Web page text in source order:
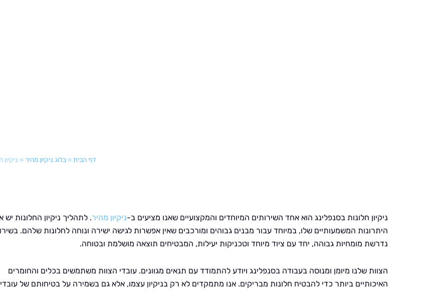
דף הבית »בלוג ניקיון מהיר»
ניקיון חלונות בסנפלינג הוא אחד השירותים המיוחדים והמקצועיים שאנו מציעים ב-ניקיון מהיר. לתהליך ניקיון החלונות יש
היתרונות המשמעותיים שלו, במיוחד עבור מבנים גבוהים ומורכבים שאין אפשרות לגישה ישירה ונוחה לחלונות שלהם.
נדרשת מומחיות גבוהה, יחד עם ציוד מיוחד וטכניקות יעילות, המבטיחים תוצאה מושלמת ובטוחה.
הצוות שלנו מיומן ומנוסה בעבודה בסנפלינג ויודע להתמודד עם תנאים מגוונים. עובדי הצוות משתמשים בכלים והחומרים
האיכותיים ביותר כדי להבטיח חלונות מבריקים. אנו מתמקדים לא רק בניקיון עצמו, אלא גם בשמירה על בטיחותם של